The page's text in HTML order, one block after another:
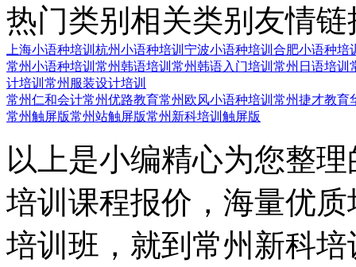
热门类别 相关类别 友情链
上海小语种培训 杭州小语种培训 宁波小语种培训 合肥小语种培
常州小语种培训 常州韩语培训 常州韩语入门培训 常州日语培训
计培训 常州服装设计培训
常州仁和会计常州优路教育常州欧风小语种培训 常州捷才教育
常州触屏版常州站触屏版常州新科培训触屏版
以上是小编精心为您整
培训课程报价，海量优
培训班，就到常州新科培